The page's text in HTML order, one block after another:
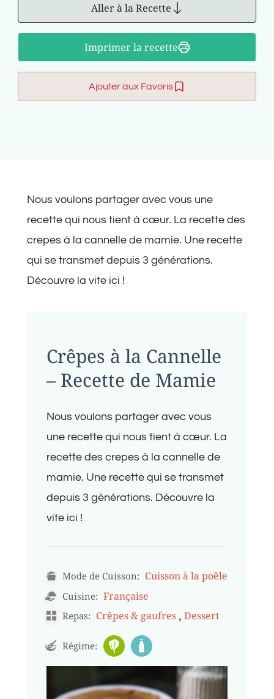
Aller à la Recette
Imprimer la recette
Ajouter aux Favoris
Nous voulons partager avec vous une
recette qui nous tient à cœur. La recette des
crepes à la cannelle de mamie. Une recette
qui se transmet depuis 3 générations.
Découvre la vite ici !
Crêpes à la Cannelle
– Recette de Mamie
Nous voulons partager avec vous
une recette qui nous tient à cœur. La
recette des crepes à la cannelle de
mamie. Une recette qui se transmet
depuis 3 générations. Découvre la
vite ici !
Mode de Cuisson: Cuisson à la poêle
Cuisine: Française
Repas: Crêpes & gaufres , Dessert
Régime: